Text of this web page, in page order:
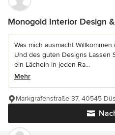
Monogold Interior Design
Was mich ausmacht
Und des guten Designs Lassen
ein Lächeln in jeden Ra...
Mehr
Markgrafenstraße 37, 40545